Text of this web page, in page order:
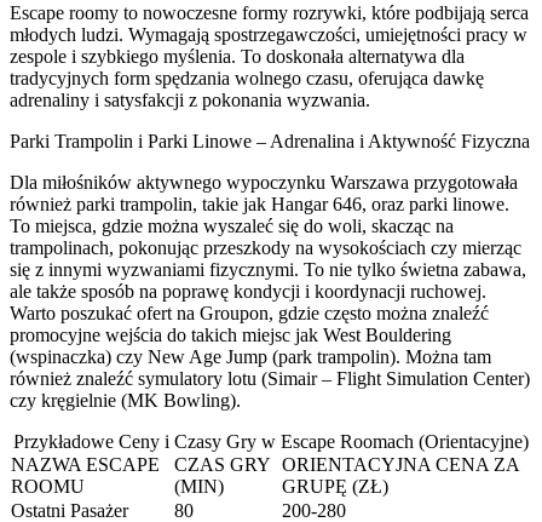
Escape roomy to nowoczesne formy rozrywki, które podbijają serca
młodych ludzi. Wymagają spostrzegawczości, umiejętności pracy w
zespole i szybkiego myślenia. To doskonała alternatywa dla
tradycyjnych form spędzania wolnego czasu, oferująca dawkę
adrenaliny i satysfakcji z pokonania wyzwania.
Parki Trampolin i Parki Linowe – Adrenalina i Aktywność Fizyczna
Dla miłośników aktywnego wypoczynku Warszawa przygotowała
również parki trampolin, takie jak Hangar 646, oraz parki linowe.
To miejsca, gdzie można wyszaleć się do woli, skacząc na
trampolinach, pokonując przeszkody na wysokościach czy mierząc
się z innymi wyzwaniami fizycznymi. To nie tylko świetna zabawa,
ale także sposób na poprawę kondycji i koordynacji ruchowej.
Warto poszukać ofert na Groupon, gdzie często można znaleźć
promocyjne wejścia do takich miejsc jak West Bouldering
(wspinaczka) czy New Age Jump (park trampolin). Można tam
również znaleźć symulatory lotu (Simair – Flight Simulation Center)
czy kręgielnie (MK Bowling).
Przykładowe Ceny i Czasy Gry w Escape Roomach (Orientacyjne)
NAZWA ESCAPE
ROOMU
CZAS GRY
(MIN)
ORIENTACYJNA CENA ZA
GRUPĘ (ZŁ)
Ostatni Pasażer
80
200-280